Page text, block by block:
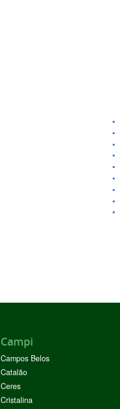
Campi
Campos Belos
Catalão
Ceres
Cristalina